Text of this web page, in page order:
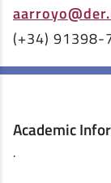
(+34) 91398-
Academic
.